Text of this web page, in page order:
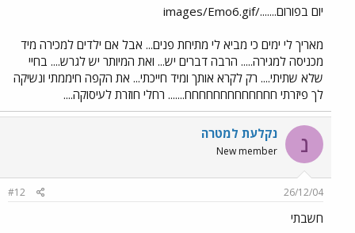
יום בפורום......./images/Emo6.gif
מאריך לי ימים כי מביא לי מתיחת פנים... אבל אם ילדים למכירה מיד
מכניסה למגירה..... הרבה דברים יש... ואת המיותר יש לגרש.... בחיי
שלא שתיתי.... רק לקרא אותך ומיד חייכתי... את הקפה חיממתי ונשיקה
לך פיזרתי חחחחחחחחחחחחח....... רחלי חוזרת לעיסוקה....
נ נקלעת למטרה
New member
26/12/04
#12
חשבתי